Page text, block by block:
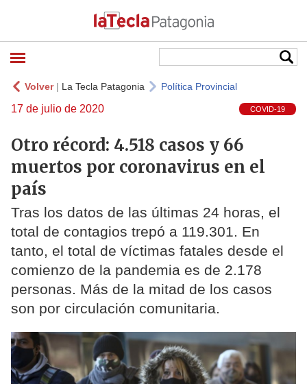
Volver| La Tecla Patagonia Política Provincial
17 de julio de 2020 COVID-19
Otro récord: 4.518 casos y 66
muertos por coronavirus en el
país
Tras los datos de las últimas 24 horas, el
total de contagios trepó a 119.301. En
tanto, el total de víctimas fatales desde el
comienzo de la pandemia es de 2.178
personas. Más de la mitad de los casos
son por circulación comunitaria.